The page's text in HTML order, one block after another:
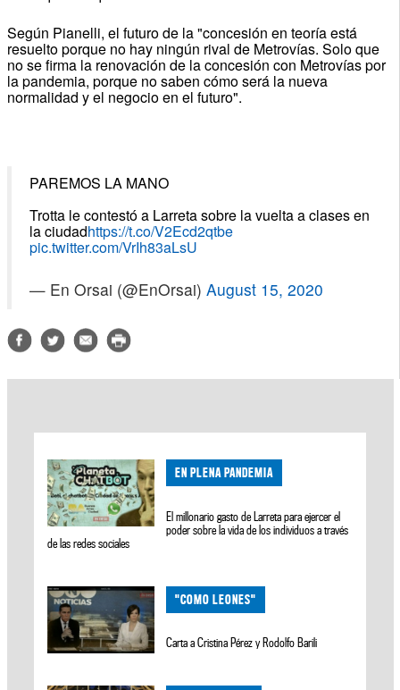
Según Pianelli, el futuro de la "concesión en teoría está
resuelto porque no hay ningún rival de Metrovías. Solo que
no se firma la renovación de la concesión con Metrovías por
la pandemia, porque no saben cómo será la nueva
normalidad y el negocio en el futuro".
PAREMOS LA MANO
Trotta le contestó a Larreta sobre la vuelta a clases en
la ciudadhttps://t.co/V2Ecd2qtbe
pic.twitter.com/VrIh83aLsU
— En Orsai (@EnOrsai) August 15, 2020
EN PLENA PANDEMIA
El millonario gasto de Larreta para ejercer el
poder sobre la vida de los individuos a través
de las redes sociales
"COMO LEONES"
Carta a Cristina Pérez y Rodolfo Barili